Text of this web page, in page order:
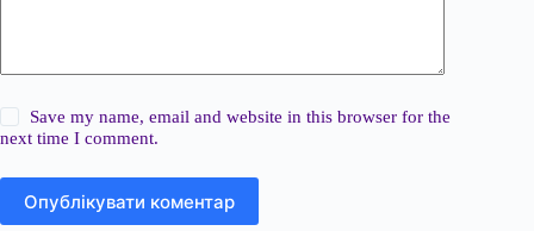
Save my name, email and website in this browser for the
next time I comment.
Опублікувати коментар